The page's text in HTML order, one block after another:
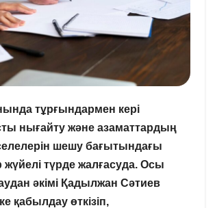
тұрғындармен кері
нығайту және азаматтардың
шешу бағытындағы
түрде жалғасуда. Осы
әкімі Қадылжан Сәтиев
қабылдау өткізіп,